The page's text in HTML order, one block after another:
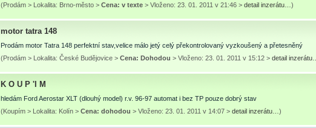
(Prodám > Lokalita: Brno-město > Cena: v texte > Vloženo: 23. 01. 2011 v 21:46 > detail inzerátu… )
motor tatra 148
Prodám motor Tatra 148 perfektní stav,velice málo jetý celý překontrolovaný vyzkoušený a přetesněný
(Prodám > Lokalita: České Budějovice > Cena: Dohodou > Vloženo: 23. 01. 2011 v 15:12 > detail inzerátu…
K O U P 'I M
hledám Ford Aerostar XLT (dlouhý model) r.v. 96-97 automat i bez TP pouze dobrý stav
(Koupím > Lokalita: Kolín > Cena: dohodou > Vloženo: 23. 01. 2011 v 14:07 > detail inzerátu… )